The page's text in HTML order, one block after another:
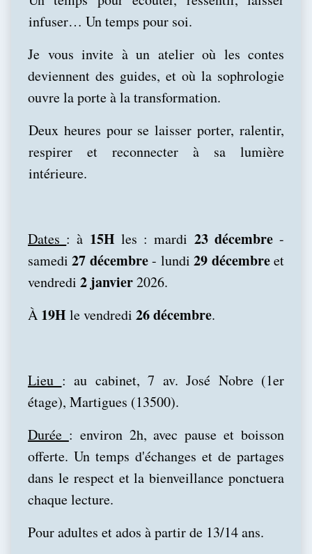
infuser… Un temps pour soi.
Je vous invite à un atelier où les contes
deviennent des guides, et où la sophrologie
ouvre la porte à la transformation.
Deux heures pour se laisser porter, ralentir,
respirer et reconnecter à sa lumière
intérieure.
Dates : à 15H les : mardi 23 décembre-
samedi27 décembre- lundi29 décembreet
vendredi 2 janvier2026.
À 19H le vendredi 26 décembre.
Lieu : au cabinet, 7 av. José Nobre (1er
étage), Martigues (13500).
Durée : environ 2h, avec pause et boisson
offerte. Un temps d'échanges et de partages
dans le respect et la bienveillance ponctuera
chaque lecture.
Pour adultes et ados à partir de 13/14 ans.